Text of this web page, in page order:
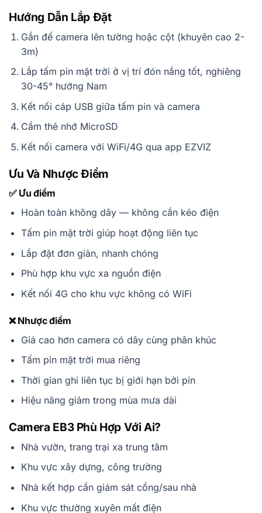
Hướng Dẫn Lắp Đặt
Gắn đế camera lên tường hoặc cột (khuyên cao 2-
3m)
Lắp tấm pin mặt trời ở vị trí đón nắng tốt, nghiêng
30-45° hướng Nam
Kết nối cáp USB giữa tấm pin và camera
Cắm thẻ nhớ MicroSD
Kết nối camera với WiFi/4G qua app EZVIZ
Ưu Và Nhược Điểm
✅ Ưu điểm
Hoàn toàn không dây — không cần kéo điện
Tấm pin mặt trời giúp hoạt động liên tục
Lắp đặt đơn giản, nhanh chóng
Phù hợp khu vực xa nguồn điện
Kết nối 4G cho khu vực không có WiFi
❌ Nhược điểm
Giá cao hơn camera có dây cùng phân khúc
Tấm pin mặt trời mua riêng
Thời gian ghi liên tục bị giới hạn bởi pin
Hiệu năng giảm trong mùa mưa dài
Camera EB3 Phù Hợp Với Ai?
Nhà vườn, trang trại xa trung tâm
Khu vực xây dựng, công trường
Nhà kết hợp cần giám sát cổng/sau nhà
Khu vực thường xuyên mất điện